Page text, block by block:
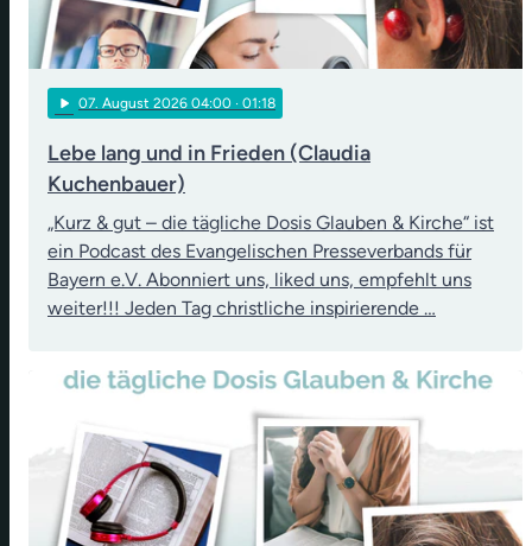
play_arrow 07. August 2026 04:00 · 01:18
Lebe lang und in Frieden (Claudia
Kuchenbauer)
„Kurz & gut – die tägliche Dosis Glauben & Kirche“ ist
ein Podcast des Evangelischen Presseverbands für
Bayern e.V. Abonniert uns, liked uns, empfehlt uns
weiter!!! Jeden Tag christliche inspirierende …